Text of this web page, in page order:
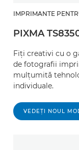
IMPRIMANTE
PIXMA
Fiţi creativi cu o
de fotografii
mulţumită
individuale.
VEDEŢI NOUL